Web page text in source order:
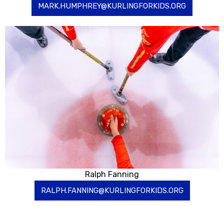
MARK.HUMPHREY@KURLINGFORKIDS.ORG
Ralph Fanning
RALPH.FANNING@KURLINGFORKIDS.ORG